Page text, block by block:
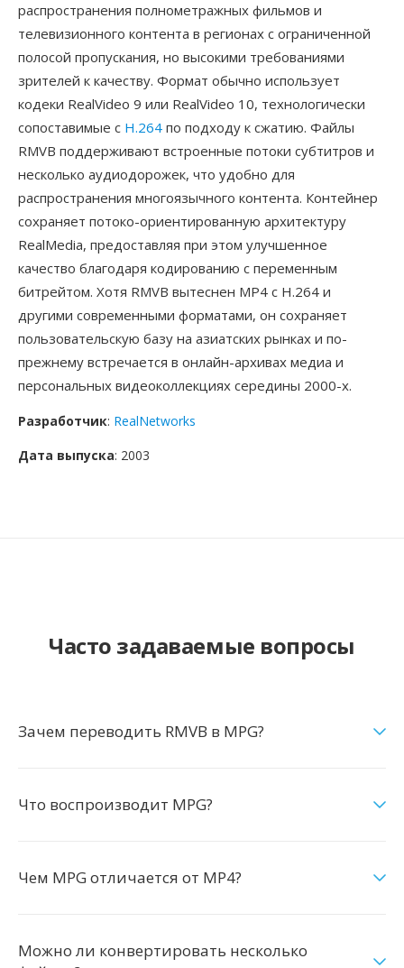
распространения полнометражных фильмов и
телевизионного контента в регионах с ограниченной
полосой пропускания, но высокими требованиями
зрителей к качеству. Формат обычно использует
кодеки RealVideo 9 или RealVideo 10, технологически
сопоставимые с H.264 по подходу к сжатию. Файлы
RMVB поддерживают встроенные потоки субтитров и
несколько аудиодорожек, что удобно для
распространения многоязычного контента. Контейнер
сохраняет потоко-ориентированную архитектуру
RealMedia, предоставляя при этом улучшенное
качество благодаря кодированию с переменным
битрейтом. Хотя RMVB вытеснен MP4 с H.264 и
другими современными форматами, он сохраняет
пользовательскую базу на азиатских рынках и по-
прежнему встречается в онлайн-архивах медиа и
персональных видеоколлекциях середины 2000-х.
Разработчик: RealNetworks
Дата выпуска: 2003
Часто задаваемые вопросы
Зачем переводить RMVB в MPG?
Что воспроизводит MPG?
Чем MPG отличается от MP4?
Можно ли конвертировать несколько